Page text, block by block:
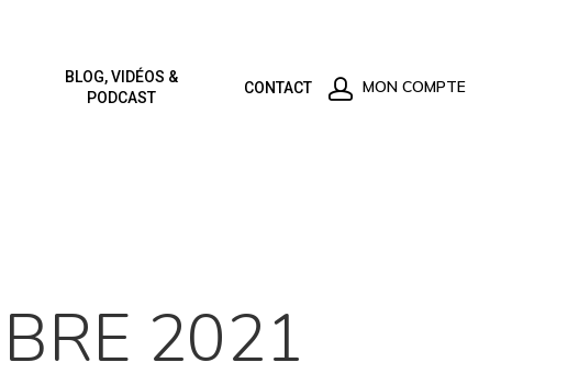
BLOG, VIDÉOS &
PODCAST
CONTACT MON COMPTE
2021